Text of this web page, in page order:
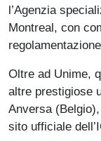
l’Agenzia
Montreal, con
Oltre ad Unime,
altre prestigiose
Anversa
sito ufficiale